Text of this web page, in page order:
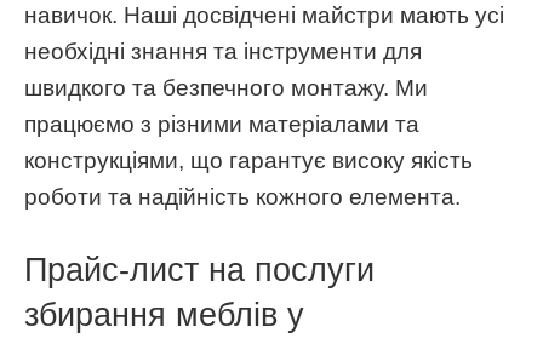
навичок. Наші досвідчені майстри мають усі
необхідні знання та інструменти для
швидкого та безпечного монтажу. Ми
працюємо з різними матеріалами та
конструкціями, що гарантує високу якість
роботи та надійність кожного елемента.
Прайс-лист на послуги
збирання меблів у